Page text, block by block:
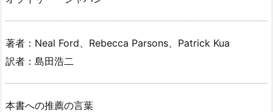
著者：Neal Ford、Rebecca Parsons、Patrick Kua
訳者：島田浩二
本書への推薦の言葉